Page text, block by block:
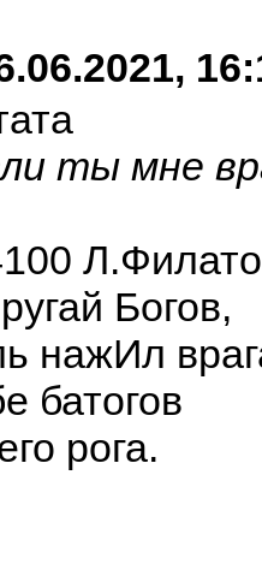
ты мне
Богов,
нажИл
батогов
рога.